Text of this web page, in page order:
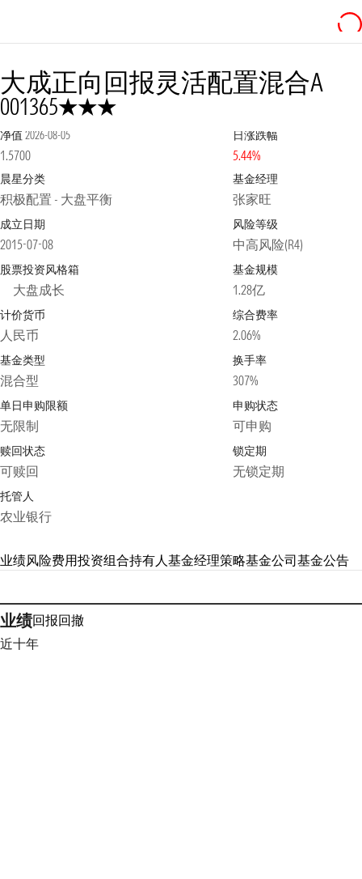
大成正向回报灵活配置混合A
001365
3星
净值 2026-08-05
1.5700
日涨跌幅
5.44%
晨星分类
积极配置 - 大盘平衡
基金经理
张家旺
成立日期
2015-07-08
风险等级
中高风险(R4)
股票投资风格箱
大盘成长
基金规模
1.28亿
计价货币
人民币
综合费率
2.06%
基金类型
混合型
换手率
307%
单日申购限额
无限制
申购状态
可申购
赎回状态
可赎回
锁定期
无锁定期
托管人
农业银行
业绩风险费用投资组合持有人基金经理策略基金公司基金公告
业绩回报回撤
近十年